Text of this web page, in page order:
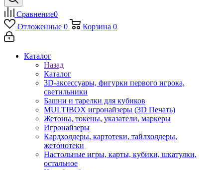
Сравнение0
Отложенные 0 Корзина 0
Каталог
Назад
Каталог
3D-аксессуары, фигурки первого игрока,
светильники
Башни и тарелки для кубиков
MULTIBOX игронайзеры (3D Печать)
Жетоны, токены, указатели, маркеры
Игронайзеры
Кардхолдеры, картотеки, тайлхолдеры,
жетонотеки
Настольные игры, карты, кубики, шкатулки,
остальное